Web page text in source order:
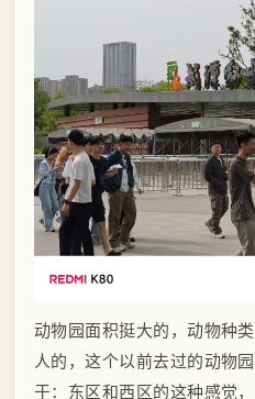
动物园面积挺大的，动物种
人的，这个以前去过的动物
于：东区和西区的这种感觉